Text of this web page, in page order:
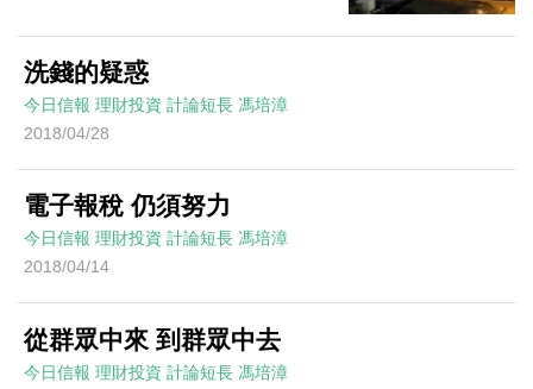
洗錢的疑惑
今日信報 理財投資 計論短長 馮培漳
2018/04/28
電子報稅 仍須努力
今日信報 理財投資 計論短長 馮培漳
2018/04/14
從群眾中來 到群眾中去
今日信報 理財投資 計論短長 馮培漳